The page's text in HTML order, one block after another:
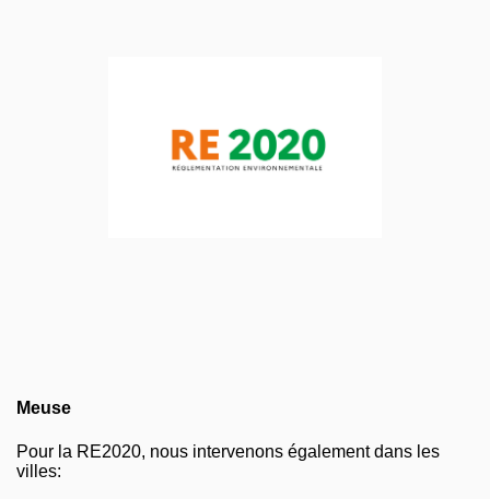
Meuse
Pour la RE2020, nous intervenons également dans les
villes: